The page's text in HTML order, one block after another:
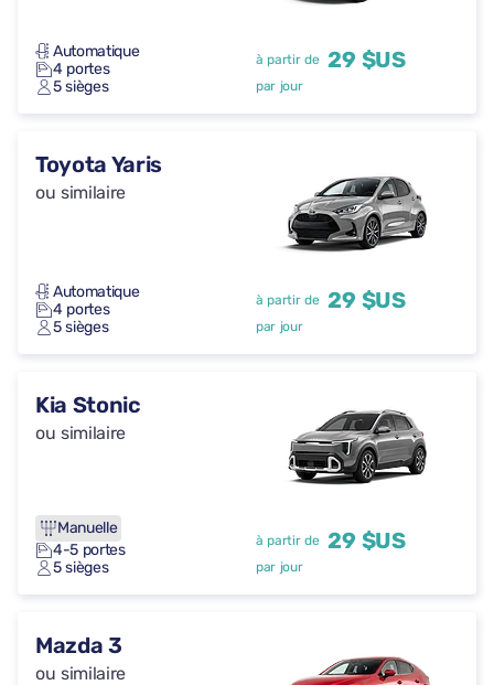
Automatique
4 portes
5 sièges
à partir de 29 $US
par jour
Toyota Yaris
ou similaire
Automatique
4 portes
5 sièges
à partir de 29 $US
par jour
Kia Stonic
ou similaire
Manuelle
4-5 portes
5 sièges
à partir de 29 $US
par jour
Mazda 3
ou similaire